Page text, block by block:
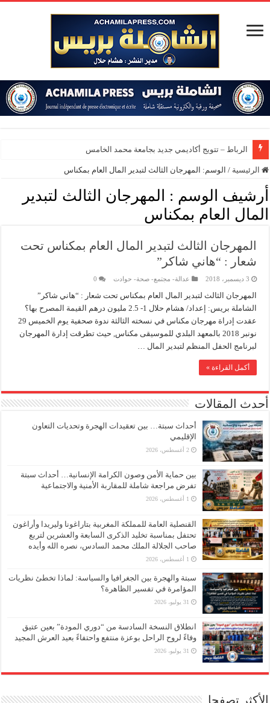
الرباط – تتويج أكاديمي جديد بجامعة محمد الخامس
الرئيسية / الوسم: المهرجان الثالث لتبدير المال العام بمكناس
أرشيف الوسم :
المهرجان الثالث لتبدير
المال العام بمكناس
المهرجان الثالث لتبدير المال العام بمكناس تحت
شعار : “هاني شاكر”
3 ديسمبر، 2018 عدالة- مجتمع- صحة- حوادت 0
المهرجان الثالث لتبدير المال العام بمكناس تحت شعار : “هاني شاكر”
الشاملة بريس: إعداد/ هشام حلال 1- 2.5 مليون درهم القيمة المصرح بها؟
عقدت إدراة مهرجان مكناس في نسخته الثالثة ندوة صحفية يوم الخميس 29
نونبر 2018 بالمعهد البلدي للموسيقى مكناس, حيث تطرقت إدارة المهرجان
لبرنامج الحفل المنظم لتبدير المال …
أكمل القراءة »
أحدث المقالات
أحداث سبتة… بين تعقيدات الهجرة وتحديات التعاون
الإقليمي
2 أغسطس، 2026
بين حماية الأمن وصون الكرامة الإنسانية… أحداث سبتة
تفرض مراجعة شاملة للمقاربة الأمنية والاجتماعية
1 أغسطس، 2026
القنصلية العامة للمملكة المغربية بتاراغونا وليريدا وأراغون
تحتفل بمناسبة تخليد الذكرى السابعة والعشرين لتربع
صاحب الجلالة الملك محمد السادس، نصره الله وأيده
1 أغسطس، 2026
سبتة والهجرة بين الجغرافيا والسياسة: لماذا تخطئ نظريات
المؤامرة في تفسير الظاهرة؟
31 يوليو، 2026
انطلاق النسخة السادسة من “دوري المودة” بعين عتيق
وفاءً لروح الراحل بوعزة منتفع واحتفاءً بعيد العرش المجيد
31 يوليو، 2026
الأكثر تصفحا